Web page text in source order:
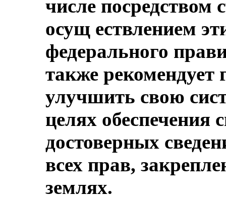
числе посредством
осущ ествлением
федерального
также рекомендует
улучшить свою
целях обеспечения
достоверных
всех прав,
землях.